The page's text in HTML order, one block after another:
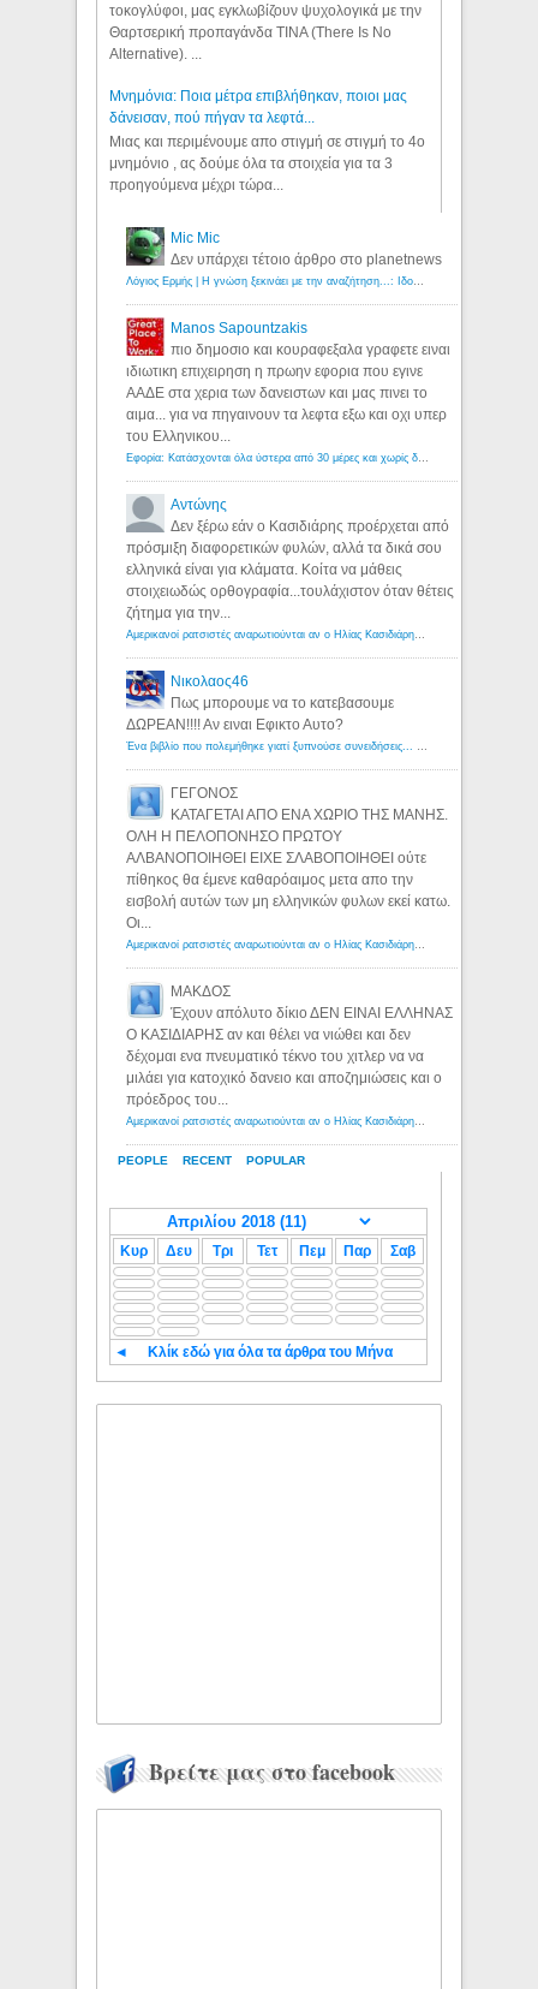
τοκογλύφοι, μας εγκλωβίζουν ψυχολογικά με την
Θαρτσερική προπαγάνδα TINA (There Is No
Alternative). ...
Μνημόνια: Ποια μέτρα επιβλήθηκαν, ποιοι μας
δάνεισαν, πού πήγαν τα λεφτά...
Μιας και περιμένουμε απο στιγμή σε στιγμή το 4ο
μνημόνιο , ας δούμε όλα τα στοιχεία για τα 3
προηγούμενα μέχρι τώρα...
PEOPLE RECENT POPULAR
Mic Mic
Δεν υπάρχει τέτοιο άρθρο στο planetnews
Manos Sapountzakis
πιο δημοσιο και κουραφεξαλα γραφετε ειναι
ιδιωτικη επιχειρηση η πρωην εφορια που εγινε
ΑΑΔΕ στα χερια των δανειστων και μας πινει το
αιμα... για να πηγαινουν τα λεφτα εξω και οχι υπερ
του Ελληνικου...
Αντώνης
Δεν ξέρω εάν ο Κασιδιάρης προέρχεται από
πρόσμιξη διαφορετικών φυλών, αλλά τα δικά σου
ελληνικά είναι για κλάματα. Κοίτα να μάθεις
στοιχειωδώς ορθογραφία...τουλάχιστον όταν θέτεις
ζήτημα για την...
Νικολαος46
Πως μπορουμε να το κατεβασουμε
ΔΩΡΕΑΝ!!!! Αν ειναι Εφικτο Αυτο?
ΓΕΓΟΝΟΣ
ΚΑΤΑΓΕΤΑΙ ΑΠΟ ΕΝΑ ΧΩΡΙΟ ΤΗΣ ΜΑΝΗΣ.
ΟΛΗ Η ΠΕΛΟΠΟΝΗΣΟ ΠΡΩΤΟΥ
ΑΛΒΑΝΟΠΟΙΗΘΕΙ ΕΙΧΕ ΣΛΑΒΟΠΟΙΗΘΕΙ ούτε
πίθηκος θα έμενε καθαρόαιμος μετα απο την
εισβολή αυτών των μη ελληνικών φυλων εκεί κατω.
Οι...
ΜΑΚΔΟΣ
Έχουν απόλυτο δίκιο ΔΕΝ ΕΙΝΑΙ ΕΛΛΗΝΑΣ
Ο ΚΑΣΙΔΙΑΡΗΣ αν και θέλει να νιώθει και δεν
δέχομαι ενα πνευματικό τέκνο του χιτλερ να να
μιλάει για κατοχικό δανειο και αποζημιώσεις και ο
πρόεδρος του...
Κυρ Δευ Τρι Τετ Πεμ Παρ Σαβ
◄ Κλίκ εδώ για όλα τα άρθρα του Μήνα
Βρείτε μας στο facebook